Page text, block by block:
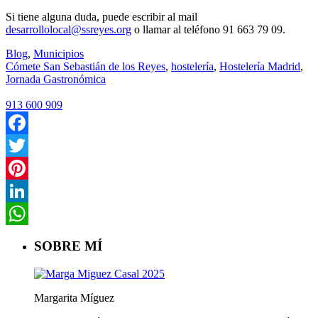
Si tiene alguna duda, puede escribir al mail
desarrollolocal@ssreyes.org o llamar al teléfono 91 663 79 09.
Blog, Municipios
Cómete San Sebastián de los Reyes, hostelería, Hostelería Madrid,
Jornada Gastronómica
913 600 909
Facebook
Twitter
Pinterest
LinkedIn
SOBRE MÍ
Margarita Míguez